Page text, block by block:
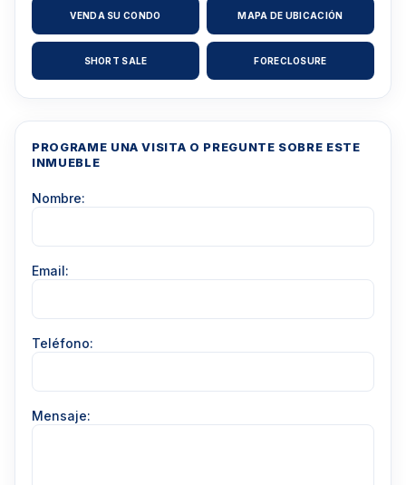
VENDA SU CONDO MAPA DE UBICACIÓN
SHORT SALE FORECLOSURE
PROGRAME UNA VISITA O PREGUNTE SOBRE ESTE
INMUEBLE
Nombre:
Email:
Teléfono:
Mensaje: